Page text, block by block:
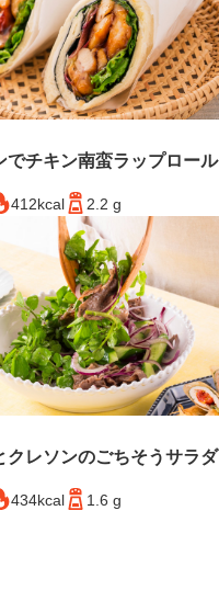
でチキン南蛮ラップロール
412kcal 2.2 g
クレソンのごちそうサラダ
434kcal 1.6 g